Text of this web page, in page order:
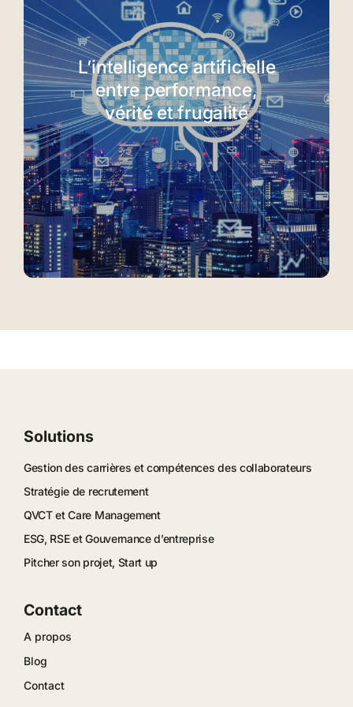
L’intelligence artificielle
entre performance,
vérité et frugalité
Solutions
Gestion des carrières et compétences des collaborateurs
Stratégie de recrutement
QVCT et Care Management
ESG, RSE et Gouvernance d’entreprise
Pitcher son projet, Start up
Contact
A propos
Blog
Contact